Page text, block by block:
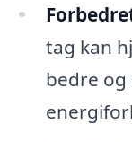
tag kan
bedre